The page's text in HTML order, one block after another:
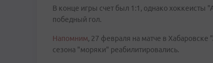
В конце игры счет был 1:1, однако хоккеисты
победный гол.
Напомним, 27 февраля на матче в
сезона "моряки" реабилитировались.